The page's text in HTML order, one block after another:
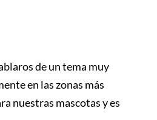
de un tema muy
en las zonas más
nuestras mascotas y es